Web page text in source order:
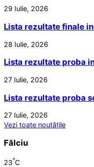
29 Iulie, 2026
Lista rezultate finale
28 Iulie, 2026
Lista rezultate proba
27 Iulie, 2026
Lista rezultate proba
27 Iulie, 2026
Vezi toate noutățile
Fălciu
23°C